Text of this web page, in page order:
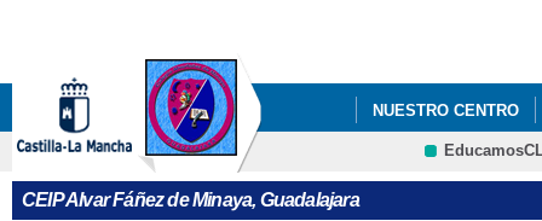
NUESTRO CENTRO
SALUD ESCOLAR
CEIP Alvar Fáñez de Minaya, Guadalajara